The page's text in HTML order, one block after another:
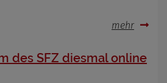
mehr
des SFZ diesmal online